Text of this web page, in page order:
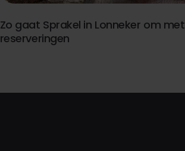
Zo gaat Sprakel in Lonneker om met
reserveringen